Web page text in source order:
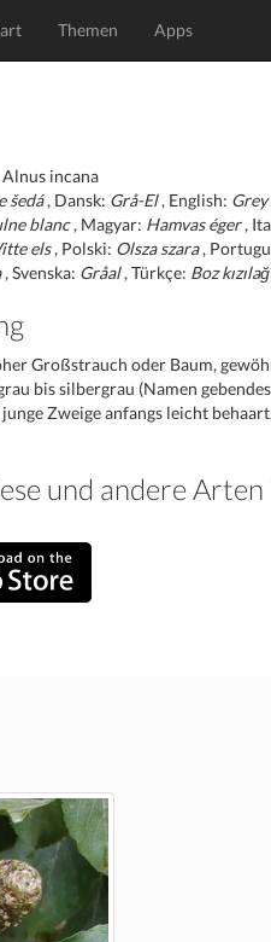
Themen Apps
Alnus incana
šedá, Dansk: Grå-El, English:
blanc, Magyar: Hamvas éger,
els, Polski: Olsza szara,
, Svenska: Gråal, Türkçe: Boz
Großstrauch oder Baum,
bis silbergrau (Namen
Zweige anfangs leicht
und andere